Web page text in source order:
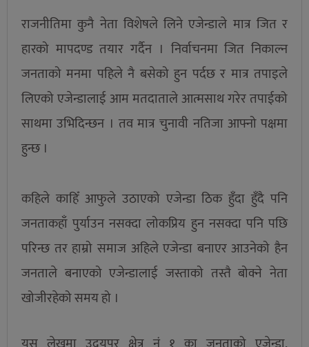
राजनीतिमा कुनै नेता विशेषले लिने एजेन्डाले मात्र जित र
हारको मापदण्ड तयार गर्दैन । निर्वाचनमा जित निकाल्न
जनताको मनमा पहिले नै बसेको हुन पर्दछ र मात्र तपाइले
लिएको एजेन्डालाई आम मतदाताले आत्मसाथ गरेर तपाईको
साथमा उभिदिन्छन । तव मात्र चुनावी नतिजा आफ्नो पक्षमा
हुन्छ ।
कहिले काहिँ आफुले उठाएको एजेन्डा ठिक हुँदा हुँदै पनि
जनताकहाँ पुर्याउन नसक्दा लोकप्रिय हुन नसक्दा पनि पछि
परिन्छ तर हाम्रो समाज अहिले एजेन्डा बनाएर आउनेको हैन
जनताले बनाएको एजेन्डालाई जस्ताको तस्तै बोक्ने नेता
खोजीरहेको समय हो ।